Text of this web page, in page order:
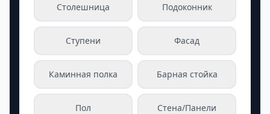
Столешница Подоконник
Ступени Фасад
Каминная полка Барная стойка
Пол Стена/Панели